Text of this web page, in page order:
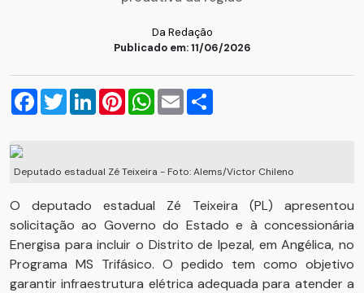
Da Redação
Publicado em: 11/06/2026
Facebook
TwitterLinkedInPinterestWhatsApp
Email
Deputado estadual Zé Teixeira - Foto: Alems/Victor Chileno
O deputado estadual Zé Teixeira (PL) apresentou
solicitação ao Governo do Estado e à concessionária
Energisa para incluir o Distrito de Ipezal, em Angélica, no
Programa MS Trifásico. O pedido tem como objetivo
garantir infraestrutura elétrica adequada para atender a